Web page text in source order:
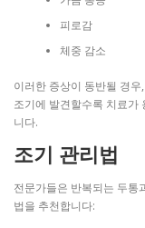
피로감
체중 감소
이러한 증상이 동반될 경
조기에 발견할수록 치료가
니다.
조기 관리법
전문가들은 반복되는 두통
법을 추천합니다: